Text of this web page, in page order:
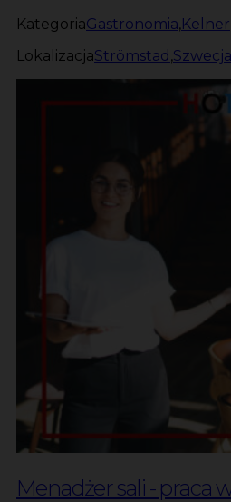
KategoriaGastronomia,Kelner
LokalizacjaStrömstad ,Szwecja
Menadżer sali - praca